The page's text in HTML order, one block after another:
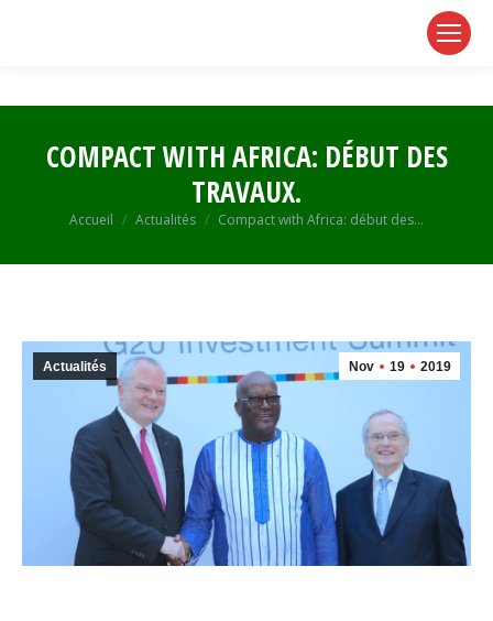
COMPACT WITH AFRICA: DÉBUT DES
TRAVAUX.
Vous êtes ici :
Accueil Actualités Compact with Africa: début des…
Nov 19 2019
Actualités